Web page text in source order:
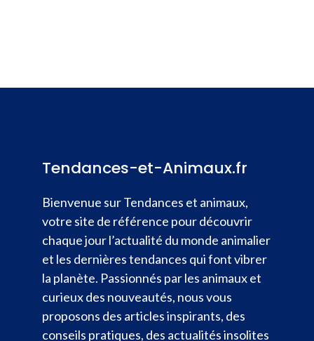
Tendances-et-Animaux.fr
Bienvenue sur Tendances et animaux,
votre site de référence pour découvrir
chaque jour l’actualité du monde animalier
et les dernières tendances qui font vibrer
la planète. Passionnés par les animaux et
curieux des nouveautés, nous vous
proposons des articles inspirants, des
conseils pratiques, des actualités insolites